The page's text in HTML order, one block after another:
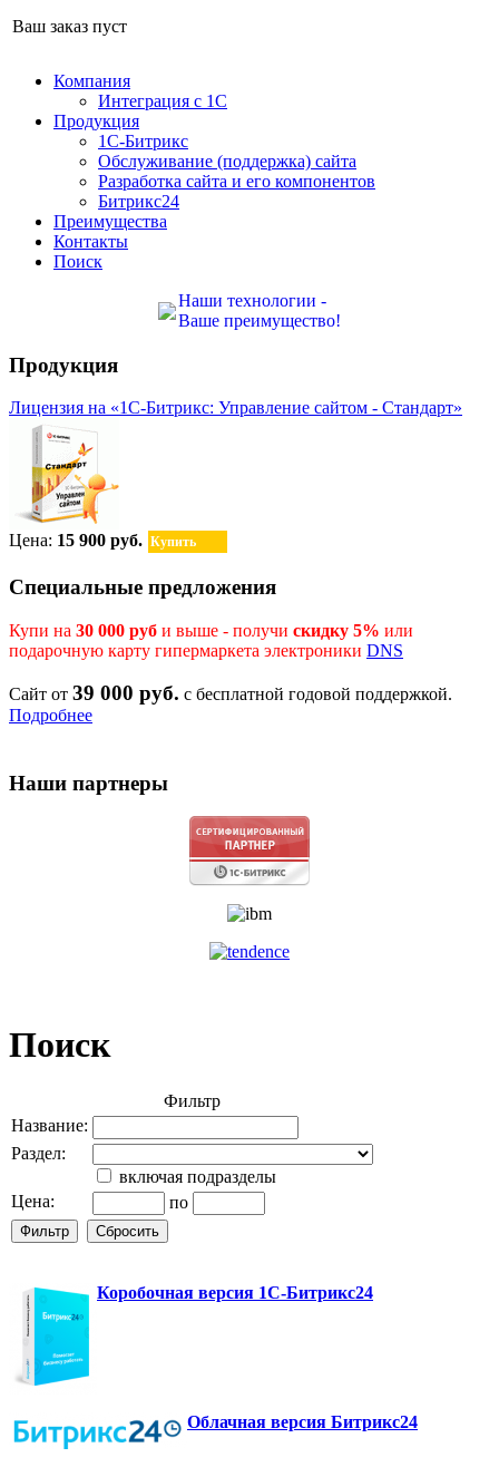
Ваш заказ пуст
Компания
Интеграция с 1С
Продукция
1С-Битрикс
Обслуживание (поддержка) сайта
Разработка сайта и его компонентов
Битрикс24
Преимущества
Контакты
Поиск
Наши технологии -
Ваше преимущество!
Продукция
Лицензия на «1С-Битрикс: Управление сайтом - Стандарт»
Цена: 15 900 руб. Купить
Специальные предложения
Купи на 30 000 руб и выше - получи скидку 5% или
подарочную карту гипермаркета электроники DNS
Сайт от 39 000 руб. с бесплатной годовой поддержкой.
Подробнее
Наши партнеры
Поиск
Фильтр
Название:
Раздел:
включая подразделы
Цена:
по
Коробочная версия 1С-Битрикс24
Облачная версия Битрикс24